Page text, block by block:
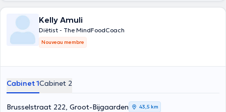
Kelly Amuli
Diëtist - The MindFoodCoach
Nouveau membre
Cabinet 1Cabinet 2
Brusselstraat 222, Groot-Bijgaarden 43,5 km